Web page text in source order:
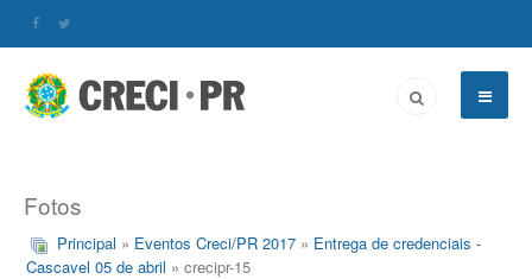
Fotos
Principal » Eventos Creci/PR 2017 » Entrega de credenciais -
Cascavel 05 de abril » crecipr-15